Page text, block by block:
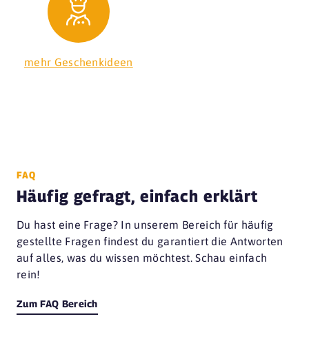
mehr Geschenkideen
FAQ
Häufig gefragt, einfach erklärt
Du hast eine Frage? In unserem Bereich für häufig
gestellte Fragen findest du garantiert die Antworten
auf alles, was du wissen möchtest. Schau einfach
rein!
Zum FAQ Bereich